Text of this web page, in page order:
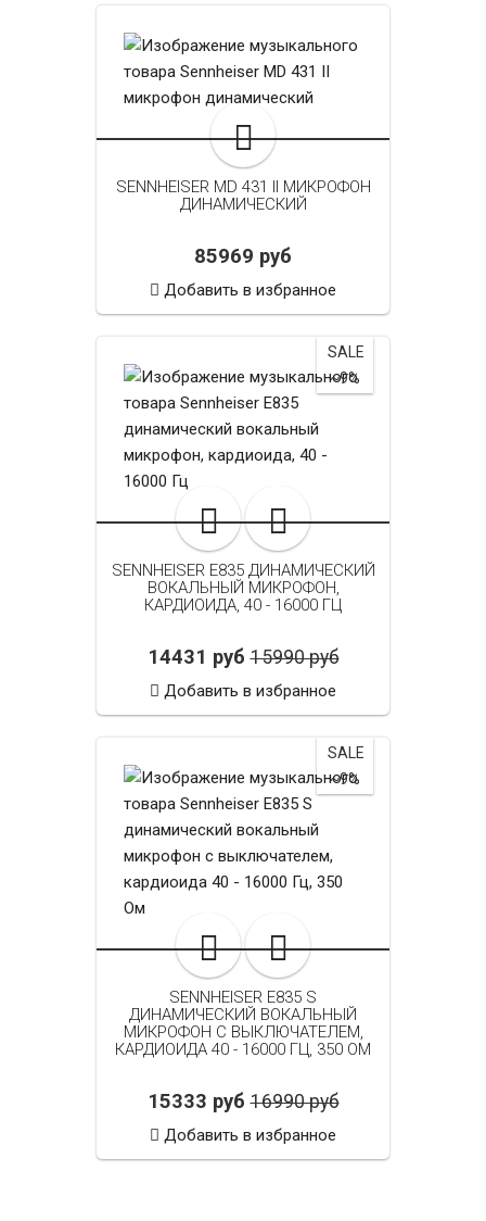
SENNHEISER MD 431 II МИКРОФОН
ДИНАМИЧЕСКИЙ
85969 руб
Добавить в избранное
SALE
~9%
SENNHEISER E835 ДИНАМИЧЕСКИЙ
ВОКАЛЬНЫЙ МИКРОФОН,
КАРДИОИДА, 40 - 16000 ГЦ
14431 руб 15990 руб
Добавить в избранное
SALE
~9%
SENNHEISER E835 S
ДИНАМИЧЕСКИЙ ВОКАЛЬНЫЙ
МИКРОФОН С ВЫКЛЮЧАТЕЛЕМ,
КАРДИОИДА 40 - 16000 ГЦ, 350 ОМ
15333 руб 16990 руб
Добавить в избранное